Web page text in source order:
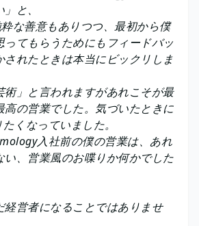
と、
粋な善意もありつつ、最初から僕
ってもらうためにもフィードバッ
されたときは本当にビックリしま
術」と言われますがあれこそが最
高の営業でした。気づいたときに
くなっていました。
入社前の僕の営業は、あれ
い、営業風のお喋りか何かでした
経営者になることではありませ